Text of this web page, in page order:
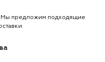
Мы предложим подходящие